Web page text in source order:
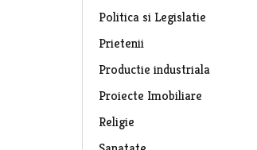
Politica si Legislatie
Prietenii
Productie industriala
Proiecte Imobiliare
Religie